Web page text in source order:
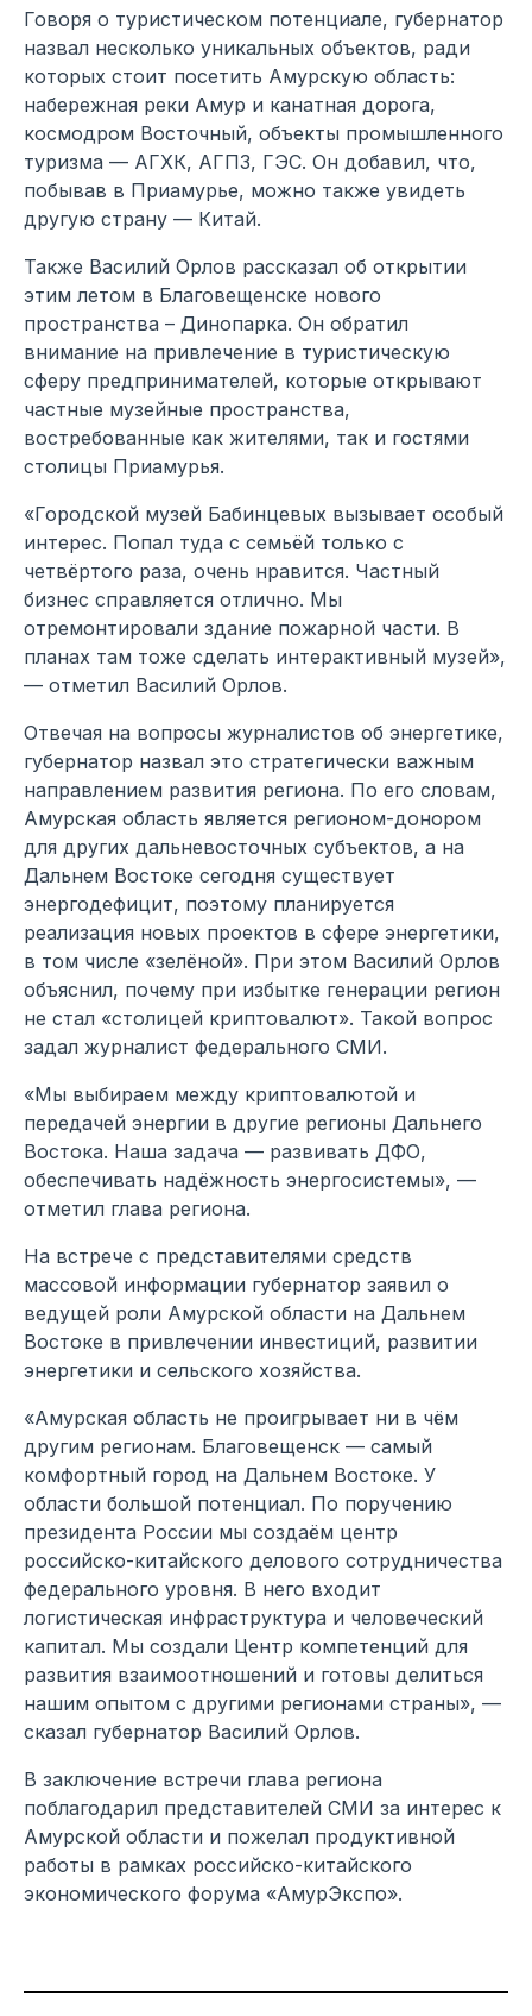
Говоря о туристическом потенциале, губернатор
назвал несколько уникальных объектов, ради
которых стоит посетить Амурскую область:
набережная реки Амур и канатная дорога,
космодром Восточный, объекты промышленного
туризма — АГХК, АГПЗ, ГЭС. Он добавил, что,
побывав в Приамурье, можно также увидеть
другую страну — Китай.
Также Василий Орлов рассказал об открытии
этим летом в Благовещенске нового
пространства – Динопарка. Он обратил
внимание на привлечение в туристическую
сферу предпринимателей, которые открывают
частные музейные пространства,
востребованные как жителями, так и гостями
столицы Приамурья.
«Городской музей Бабинцевых вызывает особый
интерес. Попал туда с семьёй только с
четвёртого раза, очень нравится. Частный
бизнес справляется отлично. Мы
отремонтировали здание пожарной части. В
планах там тоже сделать интерактивный музей»,
— отметил Василий Орлов.
Отвечая на вопросы журналистов об энергетике,
губернатор назвал это стратегически важным
направлением развития региона. По его словам,
Амурская область является регионом-донором
для других дальневосточных субъектов, а на
Дальнем Востоке сегодня существует
энергодефицит, поэтому планируется
реализация новых проектов в сфере энергетики,
в том числе «зелёной». При этом Василий Орлов
объяснил, почему при избытке генерации регион
не стал «столицей криптовалют». Такой вопрос
задал журналист федерального СМИ.
«Мы выбираем между криптовалютой и
передачей энергии в другие регионы Дальнего
Востока. Наша задача — развивать ДФО,
обеспечивать надёжность энергосистемы», —
отметил глава региона.
На встрече с представителями средств
массовой информации губернатор заявил о
ведущей роли Амурской области на Дальнем
Востоке в привлечении инвестиций, развитии
энергетики и сельского хозяйства.
«Амурская область не проигрывает ни в чём
другим регионам. Благовещенск — самый
комфортный город на Дальнем Востоке. У
области большой потенциал. По поручению
президента России мы создаём центр
российско-китайского делового сотрудничества
федерального уровня. В него входит
логистическая инфраструктура и человеческий
капитал. Мы создали Центр компетенций для
развития взаимоотношений и готовы делиться
нашим опытом с другими регионами страны», —
сказал губернатор Василий Орлов.
В заключение встречи глава региона
поблагодарил представителей СМИ за интерес к
Амурской области и пожелал продуктивной
работы в рамках российско-китайского
экономического форума «АмурЭкспо».